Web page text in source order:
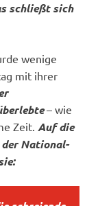
schließt sich
wenige
mit ihrer
– wie
Zeit. Auf die
National-